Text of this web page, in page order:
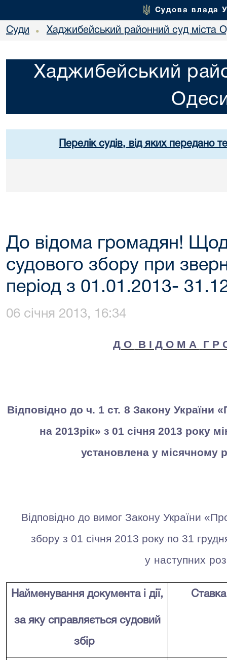
Судова влада
Суди • Хаджибейський районний суд міста
Хаджибейський
Перелік судів, від яких передано
До відома громадян!
судового збору при
період з 01.01.2013-
06 січня 2013, 16:34
Д О В І Д О М А Г Р
Відповідно до ч. 1 ст. 8 Закону України
на 2013рік» з 01 січня 2013 року
установлена у місячному
Відповідно до вимог Закону України
збору з 01 січня 2013 року по 31
у наступних
Найменування документа і дії,
за яку справляється судовий
збір